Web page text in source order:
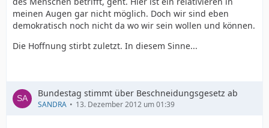
meinen Augen gar nicht möglich. Doch wir sind eben
demokratisch noch nicht da wo wir sein wollen und können.
Die Hoffnung stirbt zuletzt. In diesem Sinne...
Bundestag stimmt über Beschneidungsgesetz ab
SANDRA 13. Dezember 2012 um 01:39